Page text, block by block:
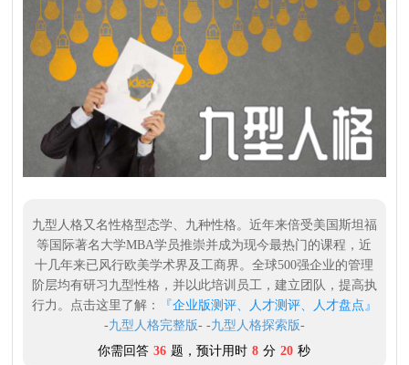
九型人格又名性格型态学、九种性格。近年来倍受美国斯坦福
等国际著名大学MBA学员推崇并成为现今最热门的课程，近
十几年来已风行欧美学术界及工商界。全球500强企业的管理
阶层均有研习九型性格，并以此培训员工，建立团队，提高执
行力。点击这里了解：
『企业版测评、人才测评、人才盘点』
-九型人格完整版- -九型人格探索版-
你需回答 36 题，预计用时 8 分 20 秒